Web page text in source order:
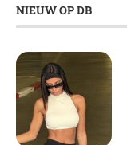
NIEUW OP DB